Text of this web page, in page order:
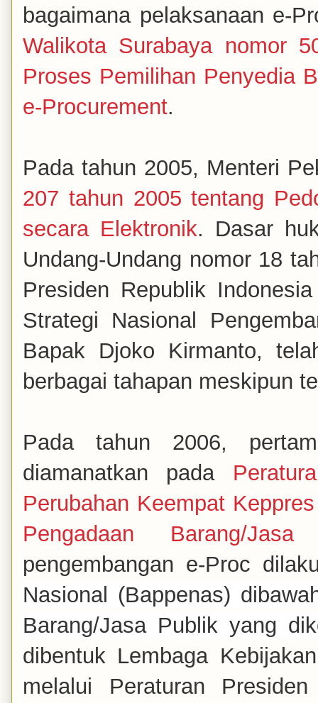
bagaimana pelaksanaan e-
Walikota Surabaya nomor
Proses Pemilihan Penyedia
e-Procurement.
Pada tahun 2005, Menteri
207 tahun 2005 tentang
secara Elektronik. Dasar
Undang-Undang nomor 18
Presiden Republik
Strategi Nasional
Bapak Djoko Kirmanto,
berbagai tahapan meskipun
Pada tahun 2006,
diamanatkan pada
Perubahan Keempat
Pengadaan Barang/Jasa
pengembangan e-Proc
Nasional (Bappenas)
Barang/Jasa Publik yang
dibentuk Lembaga
melalui Peraturan